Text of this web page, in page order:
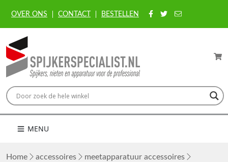
OVER ONS CONTACT BESTELLEN
MENU
Home accessoires
meetapparatuur accessoires